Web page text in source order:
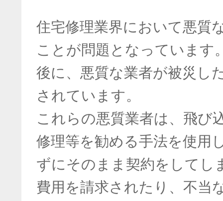
住宅修理業界において悪質
ことが問題となっています
後に、悪質な業者が被災し
されています。
これらの悪質業者は、飛び
修理等を勧める手法を使用
ずにそのまま契約をしてし
費用を請求されたり、不当